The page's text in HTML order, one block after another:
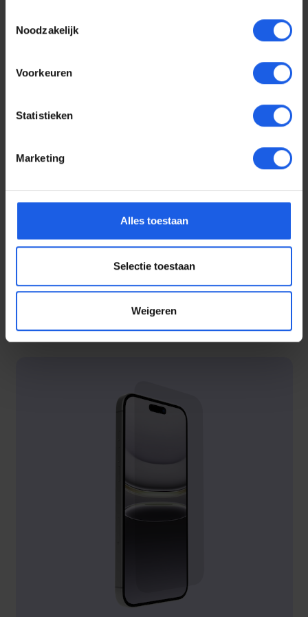
Noodzakelijk
Voorkeuren
Statistieken
Marketing
Alles toestaan
Selectie toestaan
Weigeren
Voor elke telefoon een
oortje